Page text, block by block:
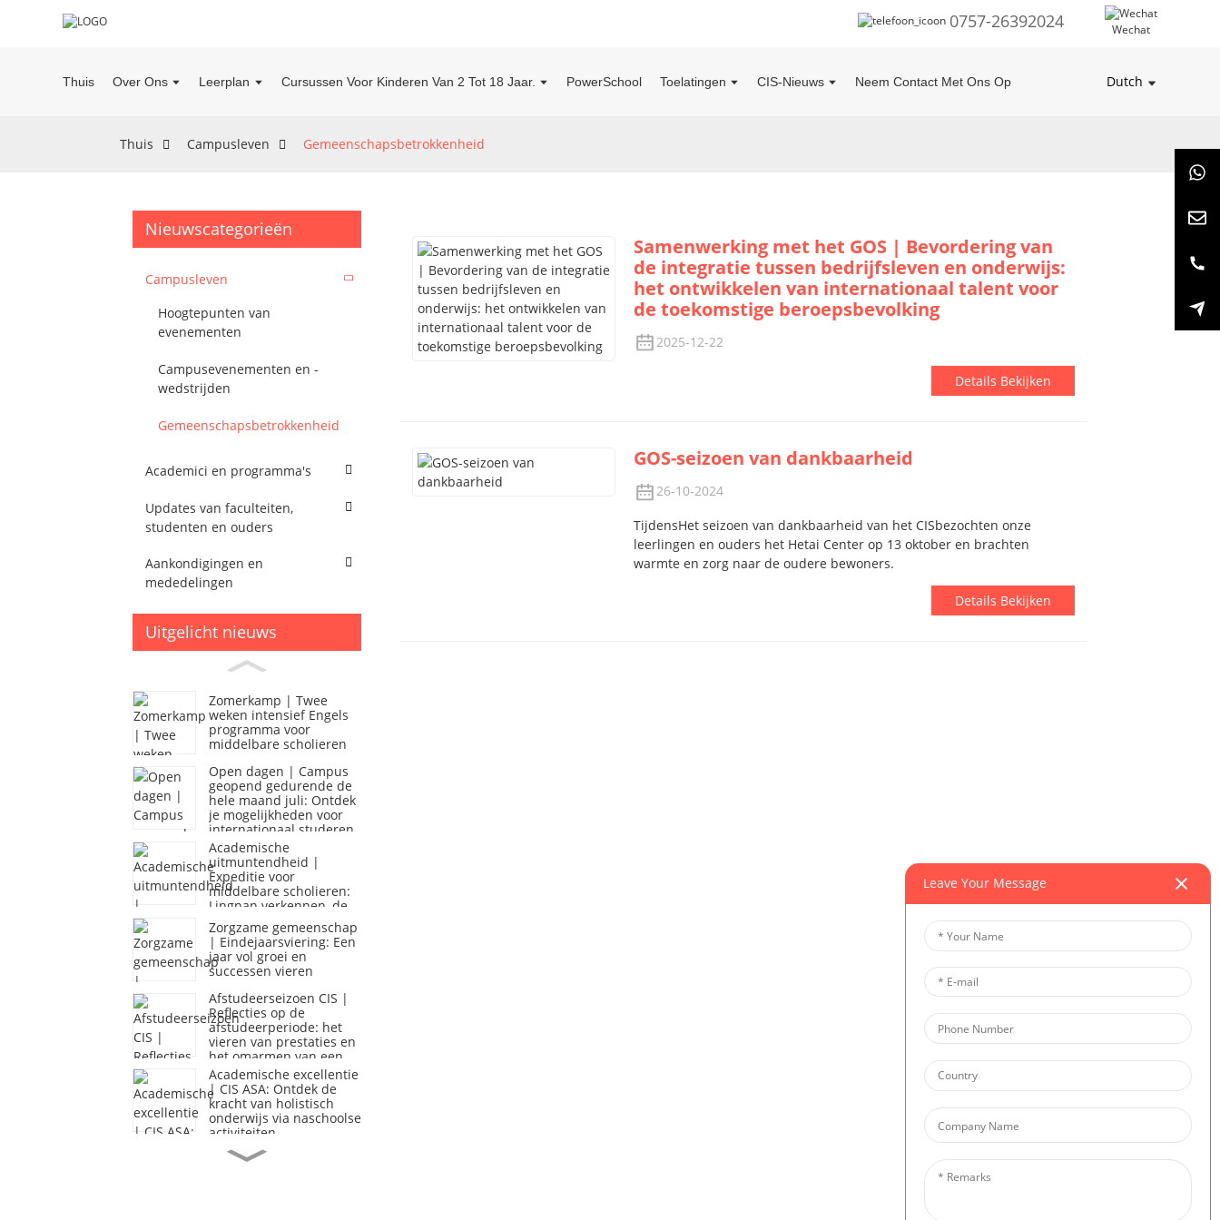
0757-26392024 Wechat
Thuis Over Ons Leerplan Cursussen Voor Kinderen Van 2 Tot 18 Jaar. PowerSchool Toelatingen CIS-Nieuws Neem Contact Met Ons Op Dutch
Thuis Campusleven Gemeenschapsbetrokkenheid
Nieuwscategorieën
Campusleven
Hoogtepunten van
evenementen
Campusevenementen en -
wedstrijden
Gemeenschapsbetrokkenheid
Academici en programma's
Updates van faculteiten,
studenten en ouders
Aankondigingen en
mededelingen
Uitgelicht nieuws
Zomerkamp | Twee
weken intensief Engels
programma voor
middelbare scholieren
Open dagen | Campus
geopend gedurende de
hele maand juli: Ontdek
je mogelijkheden voor
internationaal studeren
Academische
uitmuntendheid |
Expeditie voor
middelbare scholieren:
Lingnan verkennen, de
natuur omarmen en
uitdagingen aangaan
Zorgzame gemeenschap
| Eindejaarsviering: Een
jaar vol groei en
successen vieren
Afstudeerseizoen CIS |
Reflecties op de
afstudeerperiode: het
vieren van prestaties en
het omarmen van een
nieuw begin
Academische excellentie
| CIS ASA: Ontdek de
kracht van holistisch
onderwijs via naschoolse
activiteiten
Zorgzame gemeenschap
Samenwerking met het GOS | Bevordering van
de integratie tussen bedrijfsleven en onderwijs:
het ontwikkelen van internationaal talent voor
de toekomstige beroepsbevolking
2025-12-22
Details Bekijken
GOS-seizoen van dankbaarheid
26-10-2024
TijdensHet seizoen van dankbaarheid van het CISbezochten onze
leerlingen en ouders het Hetai Center op 13 oktober en brachten
warmte en zorg naar de oudere bewoners.
Details Bekijken
Leave Your Message